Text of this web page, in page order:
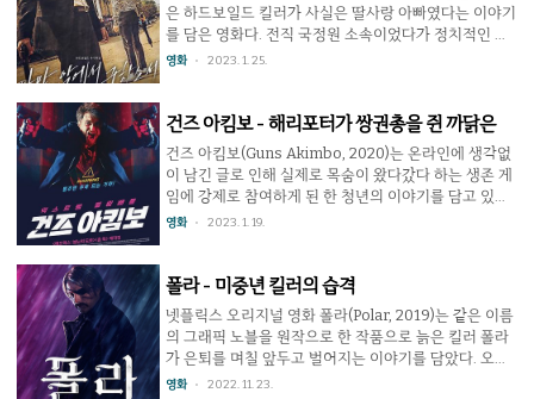
지가 뒤바뀌는 흥미로운 소재를 갖고 출발했음에도 불구
하고 아쉬운 부분이 있다. 특히 전반적인 대사와 연출이
80~90년대의 느낌에 머물러 있으며 이야기 진행 또한
은 하드보일드 킬러가 사실은 딸사랑 아빠였다는 이야기
를 담은 영화다. 전직 국정원 소속이었다가 정치적인 이
유로 버림받아 일본에서 청부살인으로 돈을 모으던 인남
을 찾아 태국으로 떠나는데 한편에서는 인남에 의해 살
해된 형의 복수를 위해 제일교포 야쿠자인 레이가 인남
을 쫓는다. 작품의 초반은 군더더기 없이 매우 빠르게 진
행되는데 액션이 잔인하지만 질질 끌지 않는 면이 매력
적이다. 아빠 인남 역의 황정민이나 인남을 쫓는 레이 역
의 이정재 모두 연기력에서는 검증받았고 태국에서 인남
영화 2023. 1. 25.
건즈 아킴보 - 해리포터가 쌍권총을 쥔 까닭은
건즈 아킴보(Guns Akimbo, 2020)는 온라인에 생각없
이 남긴 글로 인해 실제로 목숨이 왔다갔다 하는 생존 게
임에 강제로 참여하게 된 한 청년의 이야기를 담고 있다.
이 영화 속 세상에서는 범죄자나 정신이상자 같은 이들
인으로 이 게임에 대한 악플을 남기며 싸움을 벌이는데,
곧이어 침입한 괴한들에 의해 기절한다. 그 다음날 일어
나보니 마일즈는 강제로 스키즘에 참여하게 된 상황임을
알게 된다. 그것도 권총이 손에 못으로 박혀있는 상태로.
감각적인 영상에 무자비한 살해 장면이 넘치는 이 작품
에서 다니엘 래드클리프가 맡은 마일즈는 살아남기 위해
영화 2023. 1. 19.
폴라 - 미중년 킬러의 습격
넷플릭스 오리지널 영화 폴라(Polar, 2019)는 같은 이름
의 그래픽 노블을 원작으로 한 작품으로 늙은 킬러 폴라
가 은퇴를 며칠 앞두고 벌어지는 이야기를 담았다. 오랫
동안 사람을 죽이는 일을 직업으로 삼아 온 킬러 폴라는
영화 2022. 11. 23.